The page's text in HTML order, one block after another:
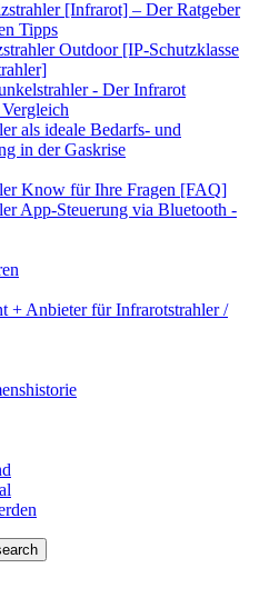
[Infrarot] – Der Ratgeber
Tipps
Outdoor [IP-Schutzklasse
- Der Infrarot
als ideale Bedarfs- und
in der Gaskrise
Know für Ihre Fragen [FAQ]
App-Steuerung via Bluetooth -
+ Anbieter für Infrarotstrahler /